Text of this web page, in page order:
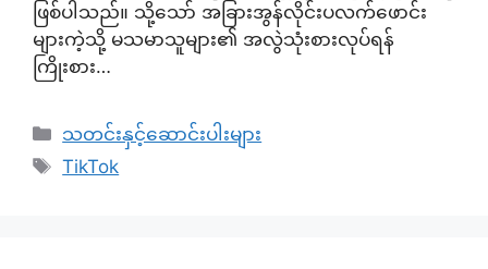
ဖြစ်ပါသည်။ သို့သော် အခြားအွန်လိုင်းပလက်ဖောင်း
များကဲ့သို့ မသမာသူများ၏ အလွဲသုံးစားလုပ်ရန်
ကြိုးစား…
Categories
သတင်းနှင့်ဆောင်းပါးများ
Tags
TikTok